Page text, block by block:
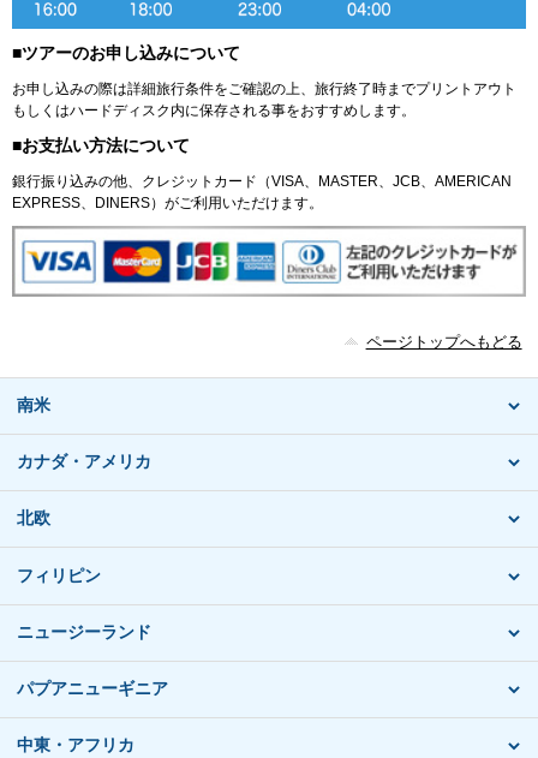
■ツアーのお申し込みについて
お申し込みの際は詳細旅行条件をご確認の上、旅行終了時までプリントアウト
もしくはハードディスク内に保存される事をおすすめします。
■お支払い方法について
銀行振り込みの他、クレジットカード（VISA、MASTER、JCB、AMERICAN
EXPRESS、DINERS）がご利用いただけます。
ページトップへもどる
南米
カナダ・アメリカ
北欧
フィリピン
ニュージーランド
パプアニューギニア
中東・アフリカ